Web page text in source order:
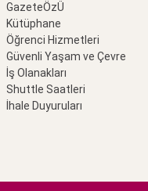
GazeteÖzÜ
Kütüphane
Öğrenci Hizmetleri
Güvenli Yaşam ve Çevre
İş Olanakları
Shuttle Saatleri
İhale Duyuruları